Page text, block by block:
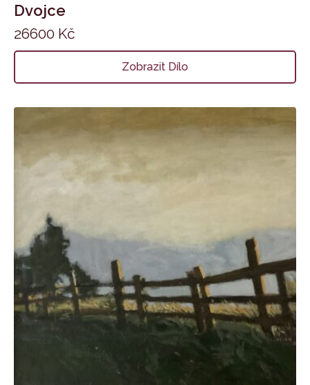
Dvojce
26600 Kč
Zobrazit Dílo